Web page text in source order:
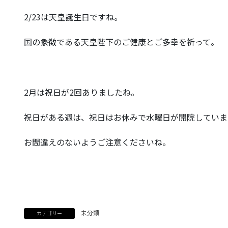
2/23は天皇誕生日ですね。
国の象徴である天皇陛下のご健康とご多幸を祈って。
2月は祝日が2回ありましたね。
祝日がある週は、祝日はお休みで水曜日が開院してい
お間違えのないようご注意くださいね。
カテゴリー 未分類